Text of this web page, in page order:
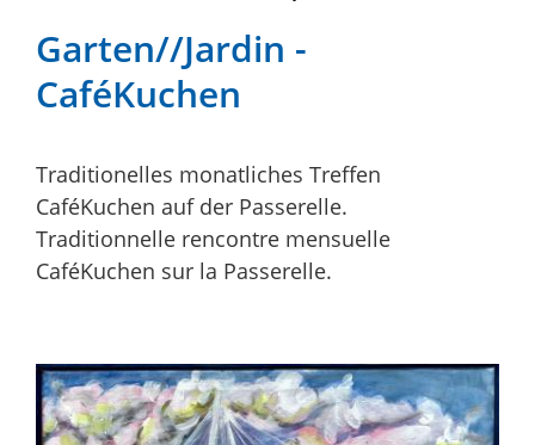
Garten//Jardin -
CaféKuchen
Traditionelles monatliches Treffen
CaféKuchen auf der Passerelle.
Traditionnelle rencontre mensuelle
CaféKuchen sur la Passerelle.